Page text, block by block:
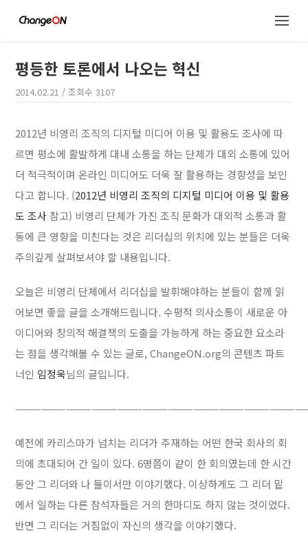
평등한 토론에서 나오는 혁신
2014.02.21 / 조회수3107
2012년 비영리 조직의 디지털 미디어 이용 및 활용도 조사에 따
르면 평소에 활발하게 대내 소통을 하는 단체가 대외 소통에 있어
더 적극적이며 온라인 미디어도 더욱 잘 활용하는 경향성을 보인
다고 합니다. (2012년 비영리 조직의 디지털 미디어 이용 및 활용
도 조사 참고) 비영리 단체가 가진 조직 문화가 대외적 소통과 활
동에 큰 영향을 미친다는 것은 리더십의 위치에 있는 분들은 더욱
주의깊게 살펴보셔야 할 내용입니다.
오늘은 비영리 단체에서 리더십을 발휘해야하는 분들이 함께 읽
어보면 좋을 글을 소개해드립니다. 수평적 의사소통이 새로운 아
이디어와 창의적 해결책의 도출을 가능하게 하는 중요한 요소라
는 점을 생각해볼 수 있는 글로, ChangeON.org의 콘텐츠 파트
너인 임정욱님의 글입니다.
예전에 카리스마가 넘치는 리더가 주재하는 어떤 한국 회사의 회
의에 초대되어 간 일이 있다. 6명쯤이 같이 한 회의였는데 한 시간
동안 그 리더와 나 둘이서만 이야기했다. 이상하게도 그 리더 밑
에서 일하는 다른 참석자들은 거의 한마디도 하지 않는 것이었다.
반면 그 리더는 거침없이 자신의 생각을 이야기했다.